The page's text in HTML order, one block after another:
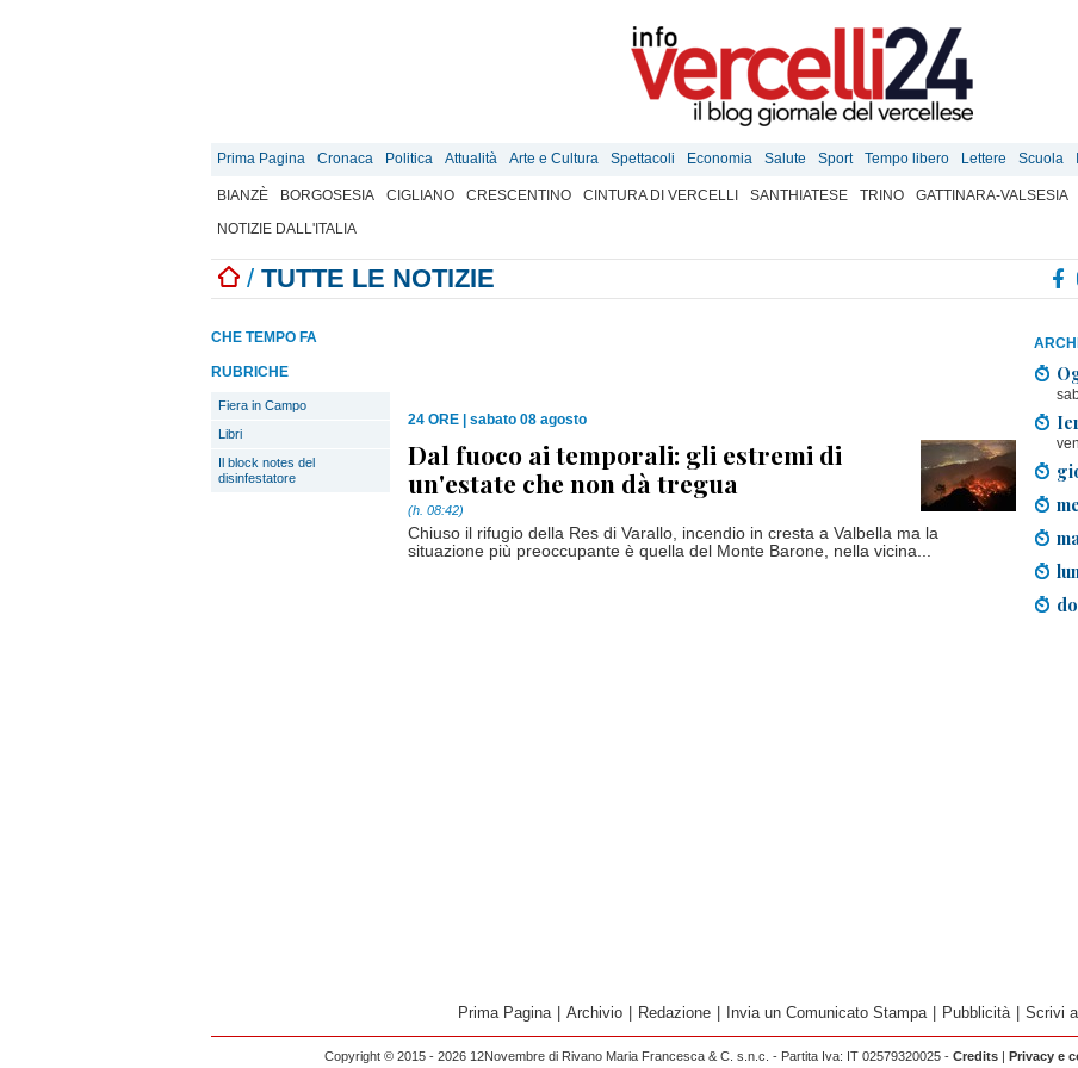
Prima Pagina Cronaca Politica Attualità Arte e Cultura Spettacoli Economia Salute Sport Tempo libero Lettere Scuola
BIANZÈ BORGOSESIA CIGLIANO CRESCENTINO CINTURA DI VERCELLI SANTHIATESE TRINO GATTINARA-VALSESIA
NOTIZIE DALL'ITALIA
/ TUTTE LE NOTIZIE
CHE TEMPO FA
RUBRICHE
Fiera in Campo
Libri
Il block notes del
disinfestatore
24 ORE sabato 08 agosto
Dal fuoco ai temporali: gli estremi di
un'estate che non dà tregua
(h. 08:42)
Chiuso il rifugio della Res di Varallo, incendio in cresta a Valbella ma la
situazione più preoccupante è quella del Monte Barone, nella vicina...
Prima Pagina Archivio Redazione Invia un Comunicato Stampa Pubblicità Scrivi
Copyright © 2015 - 2026 12Novembre di Rivano Maria Francesca & C. s.n.c. - Partita Iva: IT 02579320025 - Credits | Privacy e